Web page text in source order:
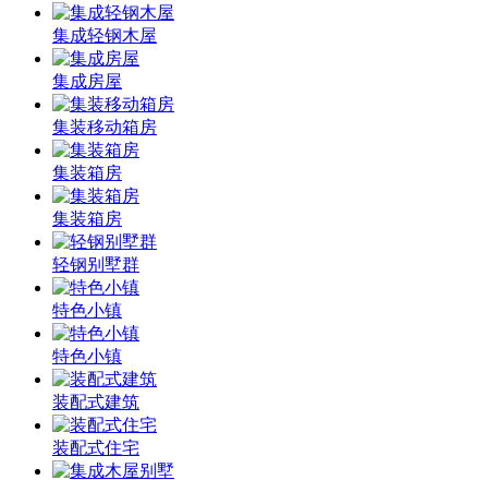
集成轻钢木屋
集成房屋
集装移动箱房
集装箱房
集装箱房
轻钢别墅群
特色小镇
特色小镇
装配式建筑
装配式住宅